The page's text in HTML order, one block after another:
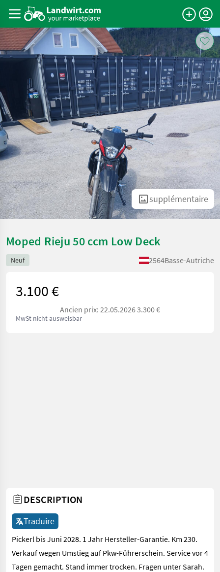
supplémentaire
Moped Rieju 50 ccm Low Deck
Neuf 2564Basse-Autriche
3.100 €
Ancien prix: 22.05.2026 3.300 €
MwSt nicht ausweisbar
DESCRIPTION
Traduire
Pickerl bis Juni 2028. 1 Jahr Hersteller-Garantie. Km 230.
Verkauf wegen Umstieg auf Pkw-Führerschein. Service vor 4
Tagen gemacht. Stand immer trocken. Fragen unter Sarah.